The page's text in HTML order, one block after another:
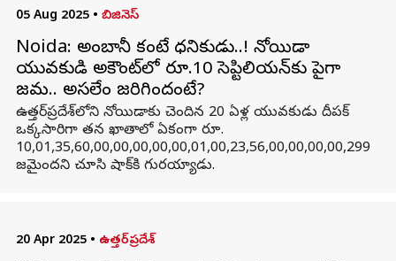
05 Aug 2025 • బిజినెస్
Noida: అంబానీ కంటే ధనికుడు..! నోయిడా
యువకుడి అకౌంట్‌లో రూ.10 సెప్టిలియన్‌కు పైగా
జమ.. అసలేం జరిగిందంటే?
ఉత్తర్‌ప్రదేశ్‌లోని నోయిడాకు చెందిన 20 ఏళ్ల యువకుడు దీపక్‌
ఒక్కసారిగా తన ఖాతాలో ఏకంగా రూ.
10,01,35,60,00,00,00,00,00,01,00,23,56,00,00,00,00,299
జమైందని చూసి షాక్‌కి గురయ్యాడు.
20 Apr 2025 • ఉత్తర్‌ప్రదేశ్